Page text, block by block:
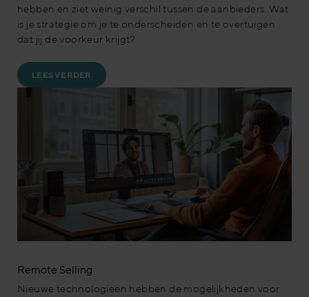
hebben en ziet weinig verschil tussen de aanbieders. Wat
is je strategie om je te onderscheiden en te overtuigen
dat jij de voorkeur krijgt?
LEES VERDER
Remote Selling
Nieuwe technologieën hebben de mogelijkheden voor